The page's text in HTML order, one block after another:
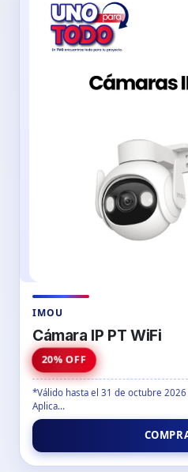
IMOU
Cámara IP PT WiFi
20% OFF
*Válido hasta el 31 de octubre
Aplica...